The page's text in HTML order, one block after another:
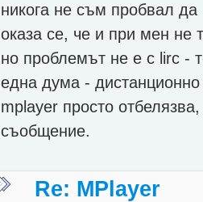
никога не съм пробвал
оказа се, че и при мен не
но проблемът не е с lirc -
една дума -
mplayer просто
съобщение.
Re: MPlayer